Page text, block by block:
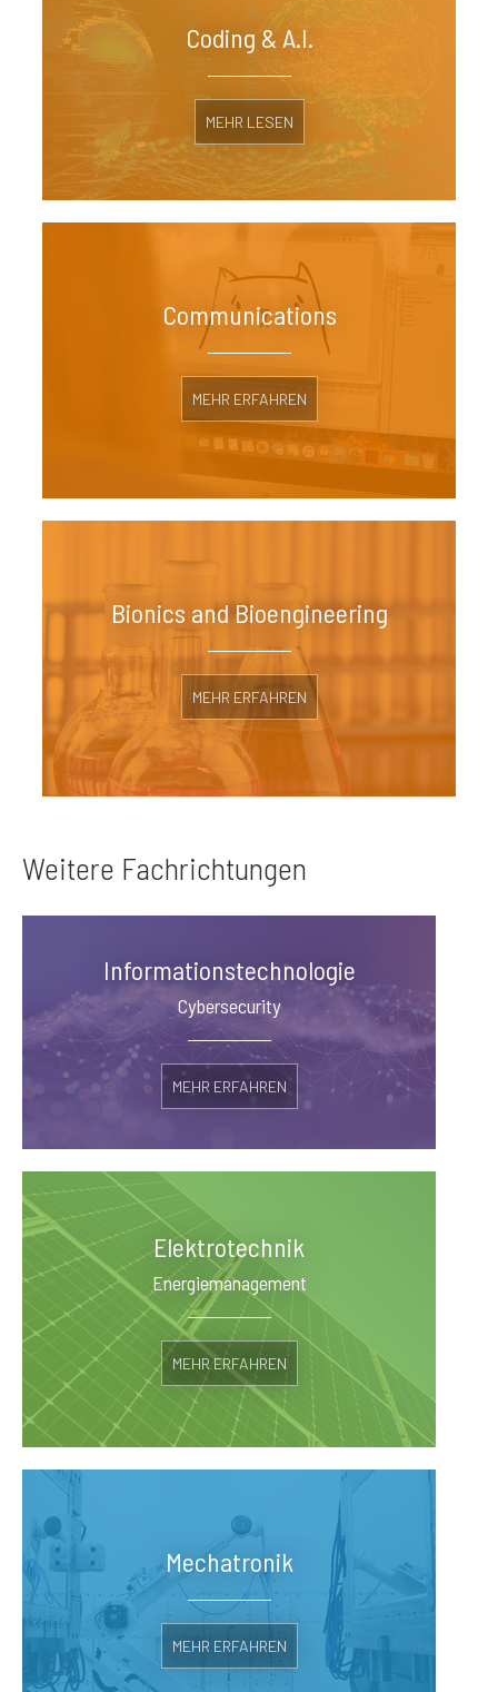
Coding & A.I.
MEHR LESEN
Communications
MEHR ERFAHREN
Bionics and Bioengineering
MEHR ERFAHREN
Weitere Fachrichtungen
Informationstechnologie
Cybersecurity
MEHR ERFAHREN
Elektrotechnik
Energiemanagement
MEHR ERFAHREN
Mechatronik
MEHR ERFAHREN